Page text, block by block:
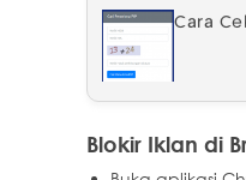
Cara
Blokir Iklan di